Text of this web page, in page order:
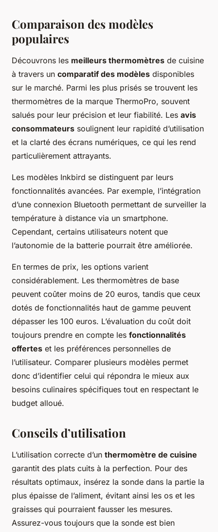
Comparaison des modèles
populaires
Découvrons les meilleurs thermomètres de cuisine
à travers un comparatif des modèles disponibles
sur le marché. Parmi les plus prisés se trouvent les
thermomètres de la marque ThermoPro, souvent
salués pour leur précision et leur fiabilité. Les avis
consommateurs soulignent leur rapidité d’utilisation
et la clarté des écrans numériques, ce qui les rend
particulièrement attrayants.
Les modèles Inkbird se distinguent par leurs
fonctionnalités avancées. Par exemple, l’intégration
d’une connexion Bluetooth permettant de surveiller la
température à distance via un smartphone.
Cependant, certains utilisateurs notent que
l’autonomie de la batterie pourrait être améliorée.
En termes de prix, les options varient
considérablement. Les thermomètres de base
peuvent coûter moins de 20 euros, tandis que ceux
dotés de fonctionnalités haut de gamme peuvent
dépasser les 100 euros. L’évaluation du coût doit
toujours prendre en compte les fonctionnalités
offertes et les préférences personnelles de
l’utilisateur. Comparer plusieurs modèles permet
donc d’identifier celui qui répondra le mieux aux
besoins culinaires spécifiques tout en respectant le
budget alloué.
Conseils d’utilisation
L’utilisation correcte d’un thermomètre de cuisine
garantit des plats cuits à la perfection. Pour des
résultats optimaux, insérez la sonde dans la partie la
plus épaisse de l’aliment, évitant ainsi les os et les
graisses qui pourraient fausser les mesures.
Assurez-vous toujours que la sonde est bien